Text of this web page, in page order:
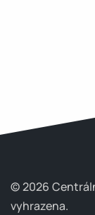
© 2026
vyhrazena.